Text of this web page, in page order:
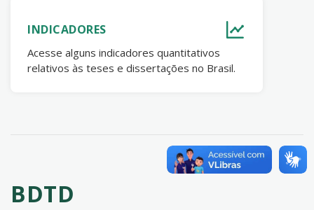
INDICADORES
Acesse alguns indicadores quantitativos
relativos às teses e dissertações no Brasil.
BDTD